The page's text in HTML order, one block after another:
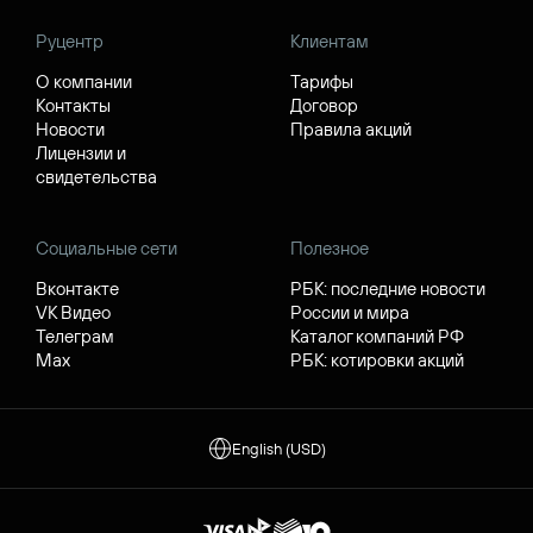
Руцентр
О компании
Контакты
Новости
Лицензии и
свидетельства
Клиентам
Тарифы
Договор
Правила акций
Социальные сети
Вконтакте
VK Видео
Телеграм
Max
Полезное
РБК: последние новости
России и мира
Каталог компаний РФ
РБК: котировки акций
English (USD)